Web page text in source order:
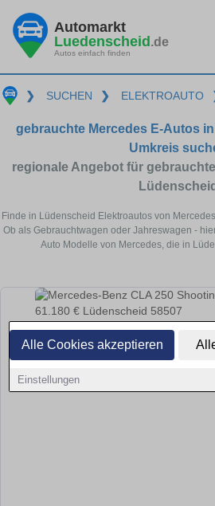
Alle Cookies akzeptieren
Einstellungen
Automarkt
Luedenscheid.de
Autos einfach finden
❯ SUCHEN ❯ ELEKTROAUTO
gebrauchte Mercedes E-Autos
Umkreis
regionale Angebot für
Lüdenscheid
Finde in Lüdenscheid Elektroautos von
Ob als Gebrauchtwagen oder Jahreswagen -
Auto Modelle von Mercedes, die in